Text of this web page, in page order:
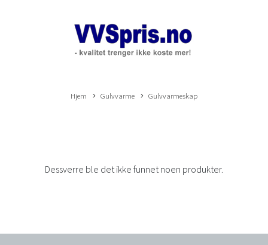
Hjem Gulvvarme Gulvvarmeskap
Dessverre ble det ikke funnet noen produkter.